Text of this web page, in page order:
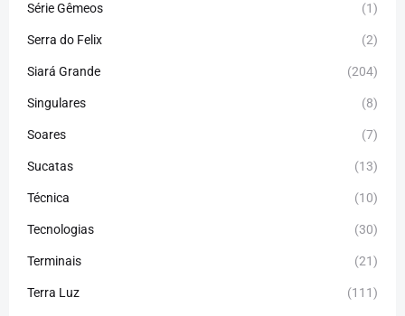
Série Gêmeos (1)
Serra do Felix (2)
Siará Grande (204)
Singulares (8)
Soares (7)
Sucatas (13)
Técnica (10)
Tecnologias (30)
Terminais (21)
Terra Luz (111)